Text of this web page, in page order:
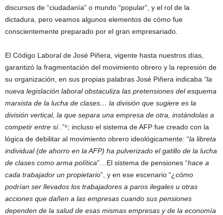
discursos de “ciudadanía” o mundo “popular”, y el rol de la
dictadura, pero veamos algunos elementos de cómo fue
conscientemente preparado por el gran empresariado.
El Código Laboral de José Piñera, vigente hasta nuestros días,
garantizó la fragmentación del movimiento obrero y la represión de
su organización, en sus propias palabras José Piñera indicaba “la
nueva legislación laboral obstaculiza las pretensiones del esquema
marxista de la lucha de clases… la división que sugiere es la
división vertical, la que separa una empresa de otra, instándolas a
competir entre sí.. ”⁶; incluso el sistema de AFP fue creado con la
lógica de debilitar al movimiento obrero ideológicamente: “la libreta
individual (de ahorro en la AFP) ha pulverizado el gatillo de la lucha
de clases como arma política”…El sistema de pensiones “hace a
cada trabajador un propietario”, y en ese escenario “¿cómo
podrían ser llevados los trabajadores a paros ilegales u otras
acciones que dañen a las empresas cuando sus pensiones
dependen de la salud de esas mismas empresas y de la economía